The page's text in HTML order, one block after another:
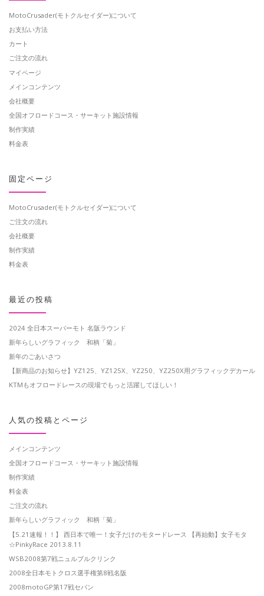
MotoCrusader(モトクルセイダー)について
お支払い方法
カート
ご注文の流れ
マイページ
メインコンテンツ
会社概要
全国オフロードコース・サーキット施設情報
制作実績
料金表
固定ページ
MotoCrusader(モトクルセイダー)について
ご注文の流れ
会社概要
制作実績
料金表
最近の投稿
2024 全日本スーパーモト 名阪ラウンド
新年らしいグラフィック 和柄「菊」
新年のごあいさつ
【新商品のお知らせ】YZ125、YZ125X、YZ250、YZ250X用グラフィックデカール
KTMもオフロードレースの現場でもっと活躍してほしい！
人気の投稿とページ
メインコンテンツ
全国オフロードコース・サーキット施設情報
制作実績
料金表
ご注文の流れ
新年らしいグラフィック 和柄「菊」
【5.21速報！！】 西日本で唯一！女子だけのモタードレース 【再始動】女子モタ
☆PinkyRace 2013.8.11
WSB2008第7戦ニュルブルクリンク
2008全日本モトクロス選手権第8戦名阪
2008motoGP第17戦セパン